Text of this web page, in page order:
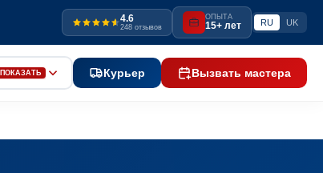
4.6
248 отзывов
ОПЫТА
15+ лет RU UK
ПОКАЗАТЬ Курьер Вызвать мастера